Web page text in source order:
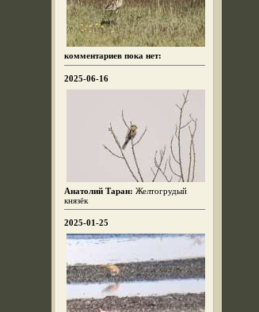
комментариев пока нет:
2025-06-16
Анатолий Таран: Желтогрудый
князёк
2025-01-25